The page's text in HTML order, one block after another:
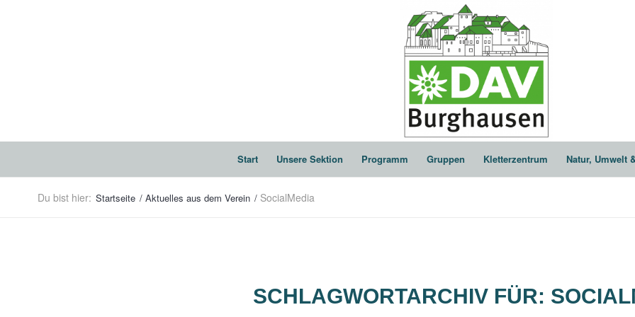
Start Unsere Sektion Programm Gruppen Kletterzentrum Natur, Umwelt
Du bist hier: Startseite / Aktuelles aus dem Verein / SocialMedia
SCHLAGWORTARCHIV FÜR: